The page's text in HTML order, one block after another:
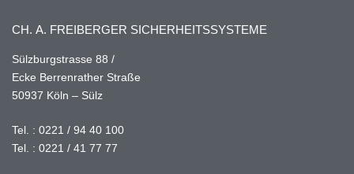
CH. A. FREIBERGER SICHERHEITSSYSTEME
Sülzburgstrasse 88 /
Ecke Berrenrather Straße
50937 Köln – Sülz
Tel. : 0221 / 94 40 100
Tel. : 0221 / 41 77 77